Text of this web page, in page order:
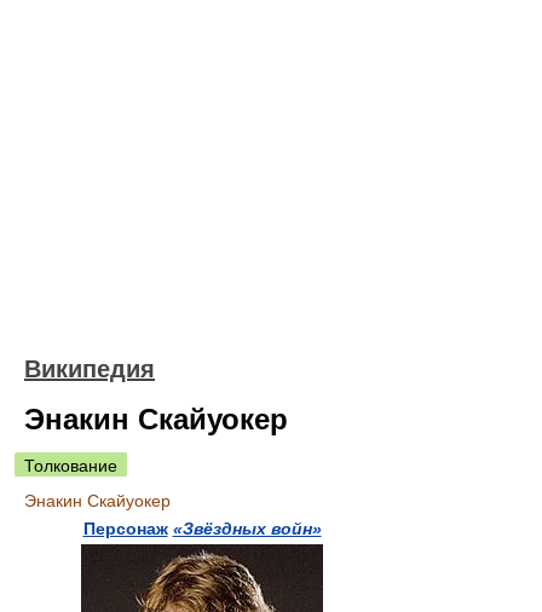
Википедия
Энакин Скайуокер
Толкование
Энакин Скайуокер
Персонаж «Звёздных войн»